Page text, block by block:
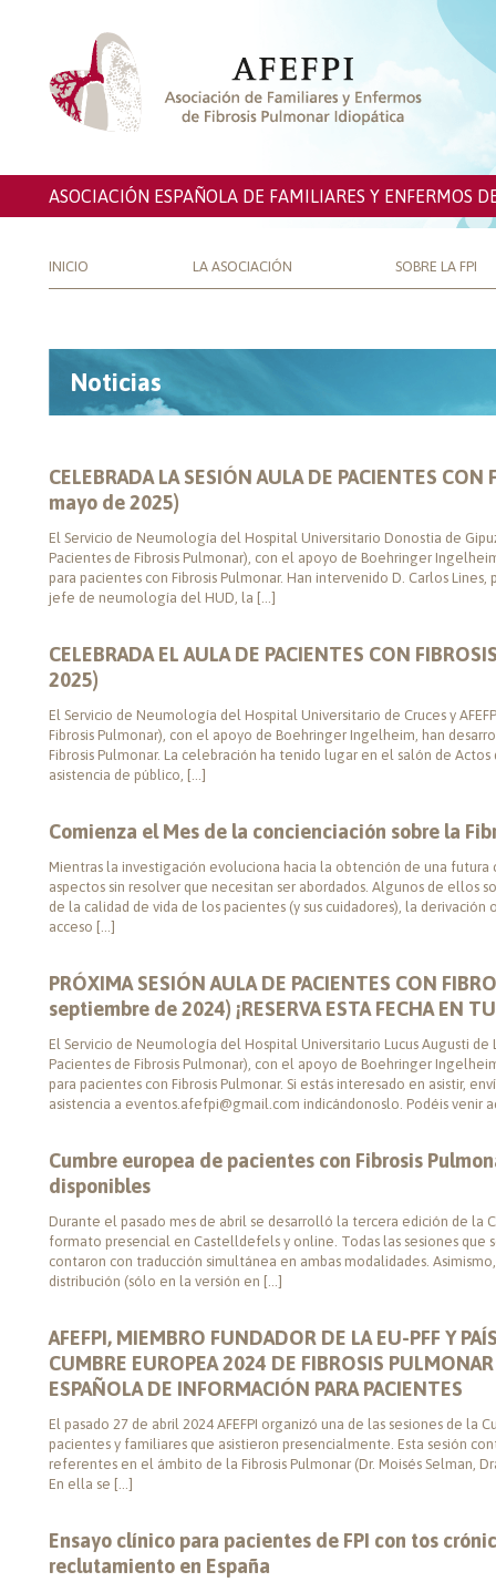
ASOCIACIÓN ESPAÑOLA DE FAMILIARES Y ENFERMOS
INICIO LA ASOCIACIÓN SOBRE LA FPI
Noticias
CELEBRADA LA SESIÓN AULA DE PACIENTES
mayo de 2025)
El Servicio de Neumología del Hospital Universitario Donostia de
Pacientes de Fibrosis Pulmonar), con el apoyo de Boehringer
para pacientes con Fibrosis Pulmonar. Han intervenido D. Carlos
jefe de neumología del HUD, la […]
CELEBRADA EL AULA DE PACIENTES CON
2025)
El Servicio de Neumología del Hospital Universitario de Cruces y
Fibrosis Pulmonar), con el apoyo de Boehringer Ingelheim, han
Fibrosis Pulmonar. La celebración ha tenido lugar en el salón de
asistencia de público, […]
Comienza el Mes de la concienciación sobre la
Mientras la investigación evoluciona hacia la obtención de una futura
aspectos sin resolver que necesitan ser abordados. Algunos de ellos
de la calidad de vida de los pacientes (y sus cuidadores), la
acceso […]
PRÓXIMA SESIÓN AULA DE PACIENTES CON
septiembre de 2024) ¡RESERVA ESTA FECHA EN
El Servicio de Neumología del Hospital Universitario Lucus Augusti de
Pacientes de Fibrosis Pulmonar), con el apoyo de Boehringer
para pacientes con Fibrosis Pulmonar. Si estás interesado en asistir,
asistencia a eventos.afefpi@gmail.com indicándonoslo. Podéis venir
Cumbre europea de pacientes con Fibrosis
disponibles
Durante el pasado mes de abril se desarrolló la tercera edición de la
formato presencial en Castelldefels y online. Todas las sesiones que
contaron con traducción simultánea en ambas modalidades.
distribución (sólo en la versión en […]
AFEFPI, MIEMBRO FUNDADOR DE LA EU-PFF Y
CUMBRE EUROPEA 2024 DE FIBROSIS
ESPAÑOLA DE INFORMACIÓN PARA PACIENTES
El pasado 27 de abril 2024 AFEFPI organizó una de las sesiones de la
pacientes y familiares que asistieron presencialmente. Esta sesión
referentes en el ámbito de la Fibrosis Pulmonar (Dr. Moisés Selman,
En ella se […]
Ensayo clínico para pacientes de FPI con tos
reclutamiento en España